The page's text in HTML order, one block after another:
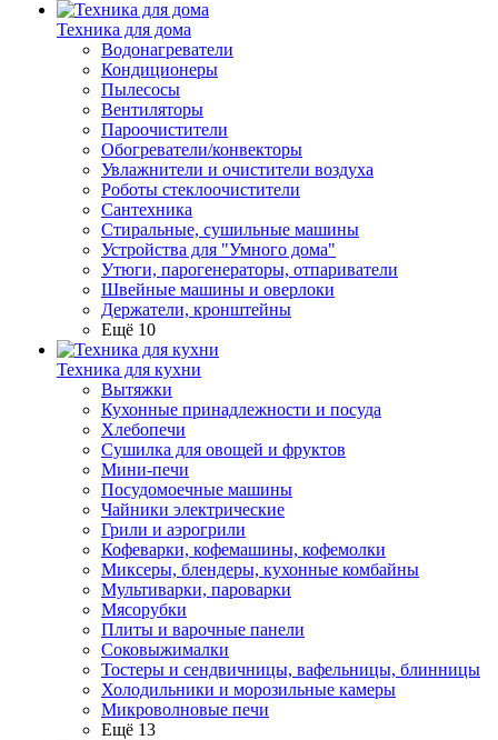
Техника для дома
Водонагреватели
Кондиционеры
Пылесосы
Вентиляторы
Пароочистители
Обогреватели/конвекторы
Увлажнители и очистители воздуха
Роботы стеклоочистители
Сантехника
Стиральные, сушильные машины
Устройства для "Умного дома"
Утюги, парогенераторы, отпариватели
Швейные машины и оверлоки
Держатели, кронштейны
Ещё 10
Техника для кухни
Вытяжки
Кухонные принадлежности и посуда
Хлебопечи
Сушилка для овощей и фруктов
Мини-печи
Посудомоечные машины
Чайники электрические
Грили и аэрогрили
Кофеварки, кофемашины, кофемолки
Миксеры, блендеры, кухонные комбайны
Мультиварки, пароварки
Мясорубки
Плиты и варочные панели
Соковыжималки
Тостеры и сендвичницы, вафельницы, блинницы
Холодильники и морозильные камеры
Микроволновые печи
Ещё 13